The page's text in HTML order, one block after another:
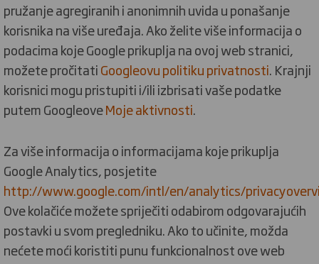
pružanje agregiranih i anonimnih uvida u ponašanje
korisnika na više uređaja. Ako želite više informacija o
podacima koje Google prikuplja na ovoj web stranici,
možete pročitatiGoogleovu politiku privatnosti. Krajnji
korisnici mogu pristupiti i/ili izbrisati vaše podatke
putem GoogleoveMoje aktivnosti.
Za više informacija o informacijama koje prikuplja
Google Analytics, posjetite
http://www.google.com/intl/en/analytics/
Ove kolačiće možete spriječiti odabirom odgovarajućih
postavki u svom pregledniku. Ako to učinite, možda
nećete moći koristiti punu funkcionalnost ove web